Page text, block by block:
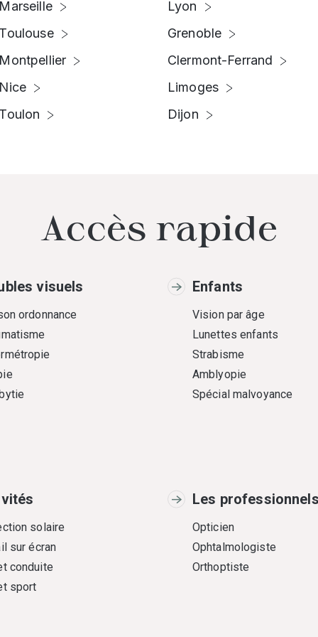
Lyon
Grenoble
Clermont-Ferrand
Limoges
Dijon
Accès rapide
visuels
ordonnance
Enfants
Vision par âge
Lunettes enfants
Strabisme
Amblyopie
Spécial malvoyance
solaire
sur écran
conduite
sport
Les
Opticien
Ophtalmologiste
Orthoptiste